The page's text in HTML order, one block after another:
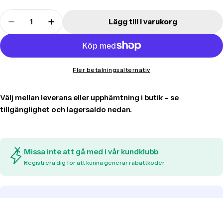
Translation
missing:
sv.products.product.quantity.label
Translation missing:
Translation missing:
Lägg till i varukorg
Fler betalningsalternativ
Missa inte att gå med i vår kundklubb
Registrera dig för att kunna generar rabattkoder